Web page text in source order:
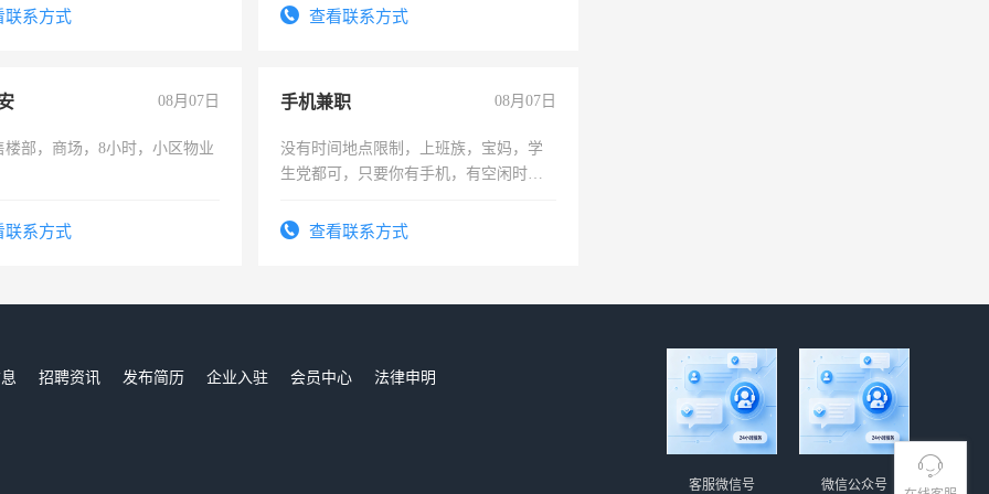
系方式
频，培训手机拍摄剪辑，教你玩转抖
查看联系方式
08月07日
楼部，商场，8小时，小区物业
系方式
手机兼职 08月07日
没有时间地点限制，上班族，宝妈，学
生党都可，只要你有手机，有空闲时
勤快的四五十，每天挣零花钱没问题！
查看联系方式
招聘资讯 发布简历 企业入驻 会员中心
法律申明
微信公众号
客服微信号